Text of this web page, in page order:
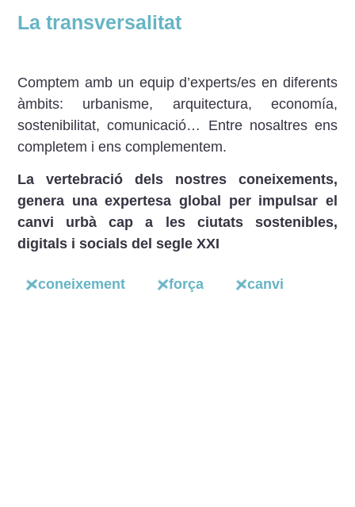
La transversalitat
Comptem amb un equip d’experts/es en diferents
àmbits: urbanisme, arquitectura, economía,
sostenibilitat, comunicació…
Entre nosaltres ens
completem i ens complementem.
La vertebració dels nostres coneixements,
genera una expertesa global per impulsar el
canvi urbà cap a les ciutats sostenibles,
digitals i socials del segle XXI
coneixement força canvi